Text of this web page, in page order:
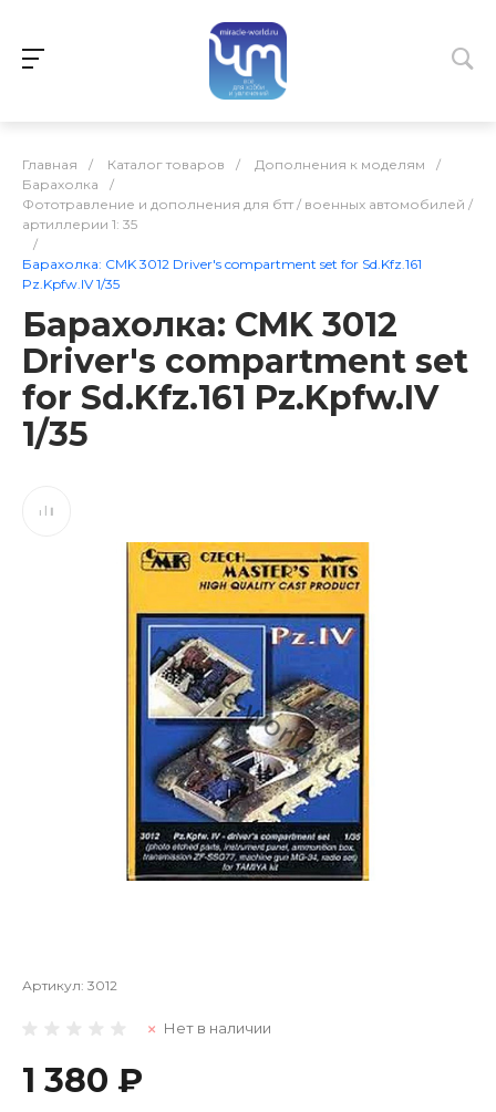
Главная / Каталог товаров / Дополнения к моделям
/
Барахолка
/
Фототравление и дополнения для бтт / военных автомобилей /
артиллерии 1: 35
/
Барахолка: CMK 3012 Driver's compartment set for Sd.Kfz.161
Pz.Kpfw.IV 1/35
Барахолка: CMK 3012
Driver's compartment set
for Sd.Kfz.161 Pz.Kpfw.IV
1/35
Артикул: 3012
Нет в наличии
1 380 ₽